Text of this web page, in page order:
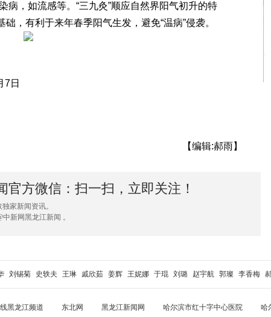
病，如流感等。“三九灸”顺应自然界阳气初升的特
，有利于来年春季阳气生发，避免“温病”侵袭。
日
【编辑:郝雨】
官方微信：扫一扫，立即关注！
家新闻资讯。
新网黑龙江新闻 。
刘锡菊 史轶夫 王琳 戚欣茹 姜辉 王妮娜 于琨 刘璐 赵宇航 郭璨 李香梅
黑龙江频道 东北网 黑龙江新闻网 哈尔滨市红十字中心医院
哈